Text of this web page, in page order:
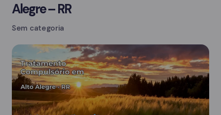
Alegre – RR
Sem categoria